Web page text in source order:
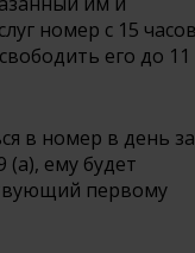
номер с 15
его до 11
в номер в день
(а), ему будет
первому